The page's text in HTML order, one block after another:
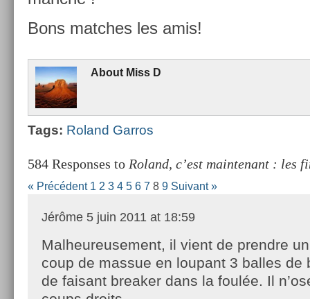
Bons matches les amis!
About Miss D
Tags: Roland Gar­ros
584 Responses to Roland, c’est maintenant : les
« Précédent 1 2 3 4 5 6 7 8 9 Suivant »
Jérôme 5 juin 2011 at 18:59
Malheureusement, il vient de prendre
coup de massue en loupant 3 balles de
de faisant breaker dans la foulée. Il